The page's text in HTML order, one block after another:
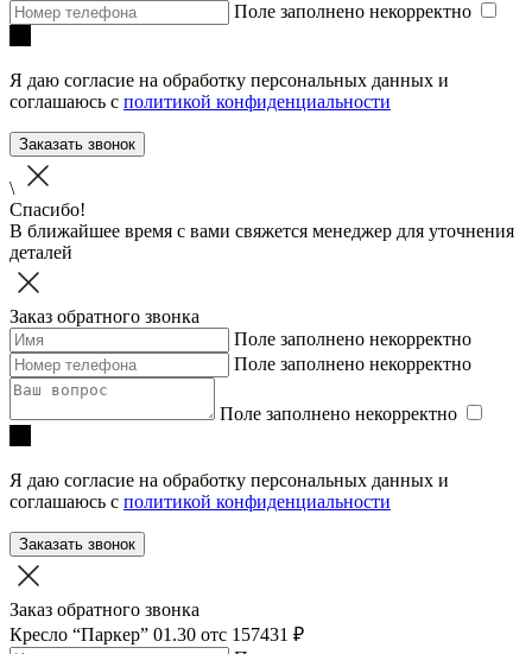
Поле заполнено некорректно
Я даю согласие на обработку персональных данных и
соглашаюсь с политикой конфиденциальности
Заказать звонок
\
Спасибо!
В ближайшее время с вами свяжется менеджер для уточнения
деталей
Заказ обратного звонка
Поле заполнено некорректно
Поле заполнено некорректно
Поле заполнено некорректно
Я даю согласие на обработку персональных данных и
соглашаюсь с политикой конфиденциальности
Заказать звонок
Заказ обратного звонка
Кресло “Паркер” 01.30 отc 157431 ₽